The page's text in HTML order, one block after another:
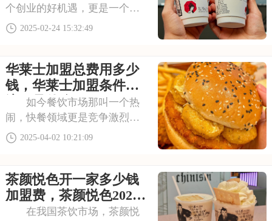
个创业的好机遇，更是一个传
承中华茶文化的平台。茶颜悦
爱好者的关注。本文将为你详
细介绍茶颜悦色加盟费用及条
件，茶颜悦色加盟费
2025-02-24 15:32:49
华莱士加盟总费用多少
钱，华莱士加盟条件及
流程是什么
如今餐饮市场那叫一个热
闹，快餐领域更是竞争激烈，
不过华莱士却在其中稳稳地占
也越来越大，华莱士这种既实
惠又美味的快餐品牌，市场前
景相当不错。好多创
2025-04-02 10:21:09
茶颜悦色开一家多少钱
加盟费，茶颜悦色2025
加盟条件和费用
在我国茶饮市场，茶颜悦